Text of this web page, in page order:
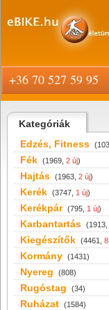
Kategóriák
Edzés, Fitness
Fék (1969, 2 új)
Hajtás (1963, 2 új)
Kerék (3747, 1 új)
Kerékpár (795, 1 új)
Karbantartás (1913,
Kiegészítők (4461,
Kormány (1431)
Nyereg (808)
Rugóstag (34)
Ruházat (1584)
+36 70 527 59 95